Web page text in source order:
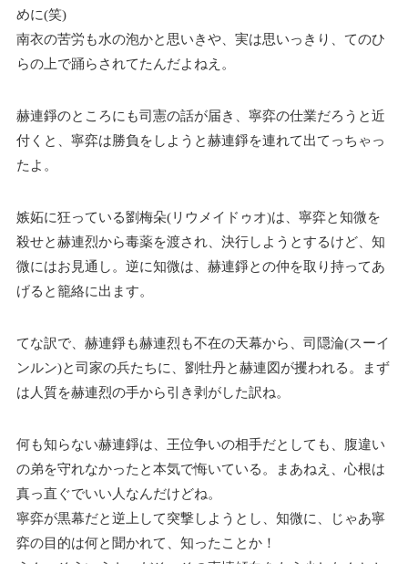
めに(笑)
南衣の苦労も水の泡かと思いきや、実は思いっきり、てのひ
らの上で踊らされてたんだよねえ。
赫連錚のところにも司憲の話が届き、寧弈の仕業だろうと近
付くと、寧弈は勝負をしようと赫連錚を連れて出てっちゃっ
たよ。
嫉妬に狂っている劉梅朵(リウメイドゥオ)は、寧弈と知微を
殺せと赫連烈から毒薬を渡され、決行しようとするけど、知
微にはお見通し。逆に知微は、赫連錚との仲を取り持ってあ
げると籠絡に出ます。
てな訳で、赫連錚も赫連烈も不在の天幕から、司隠淪(スーイ
ンルン)と司家の兵たちに、劉牡丹と赫連図が攫われる。まず
は人質を赫連烈の手から引き剥がした訳ね。
何も知らない赫連錚は、王位争いの相手だとしても、腹違い
の弟を守れなかったと本気で悔いている。まあねえ、心根は
真っ直ぐでいい人なんだけどね。
寧弈が黒幕だと逆上して突撃しようとし、知微に、じゃあ寧
弈の目的は何と聞かれて、知ったことか！